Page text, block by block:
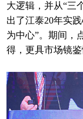
大逻辑，并从“三
出了江泰20年实
为中心”。期间，
得，更具市场镜鉴